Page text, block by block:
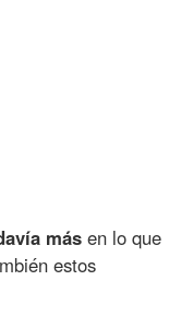
más en lo que
estos